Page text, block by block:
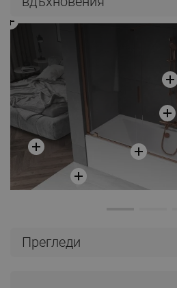
Прегледи